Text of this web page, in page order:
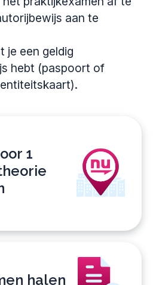
1
halen
aan te
je een geldig
hebt (paspoort of